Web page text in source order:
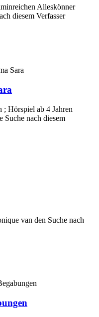
Alleskönner
diesem Verfasser
; Hörspiel ab 4 Jahren
Suche nach diesem
van den Suche nach